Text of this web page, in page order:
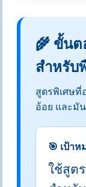
🌾 ขั้นต
สำหรับ
สูตรพิเศษที่
อ้อย และมั
🎯 เป้า
ใช้สูต